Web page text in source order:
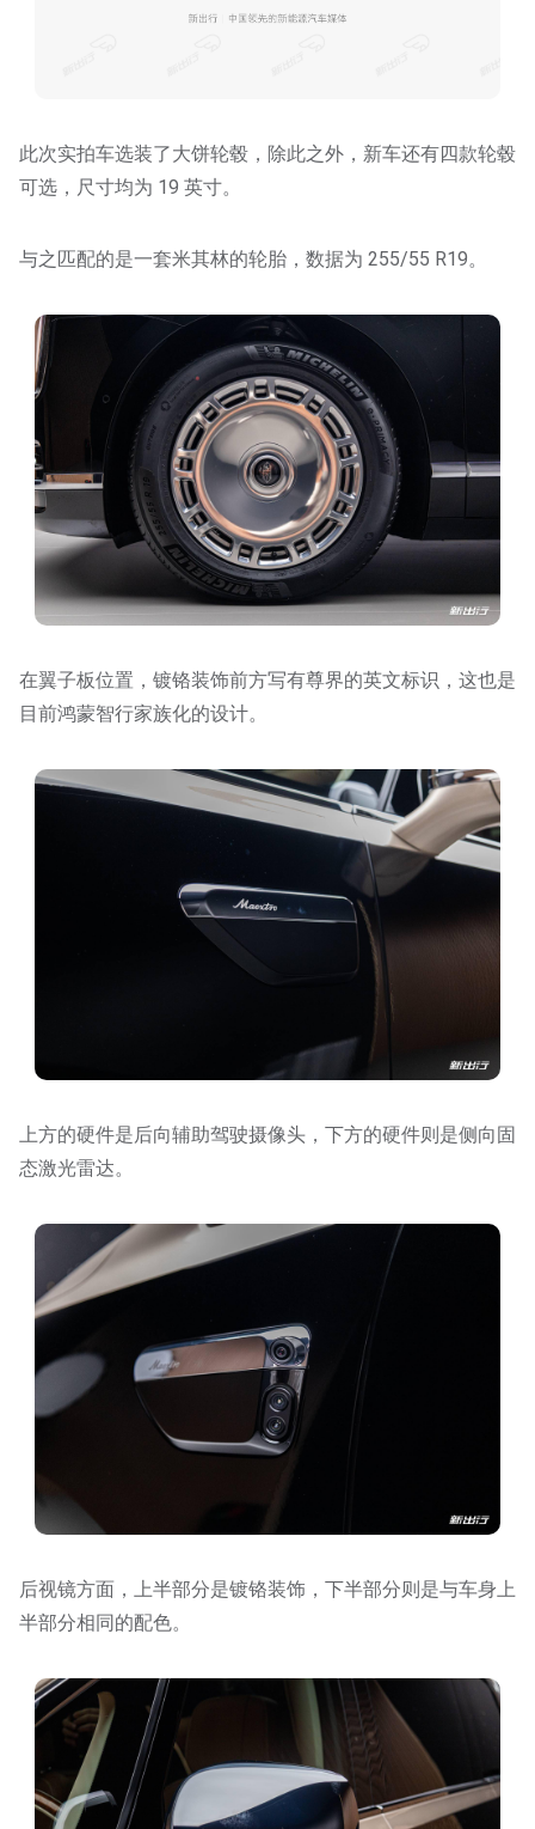
此次实拍车选装了大饼轮毂，除此之外，新车还有四款轮毂
可选，尺寸均为 19 英寸。
与之匹配的是一套米其林的轮胎，数据为 255/55 R19。
在翼子板位置，镀铬装饰前方写有尊界的英文标识，这也是
目前鸿蒙智行家族化的设计。
上方的硬件是后向辅助驾驶摄像头，下方的硬件则是侧向固
态激光雷达。
后视镜方面，上半部分是镀铬装饰，下半部分则是与车身上
半部分相同的配色。